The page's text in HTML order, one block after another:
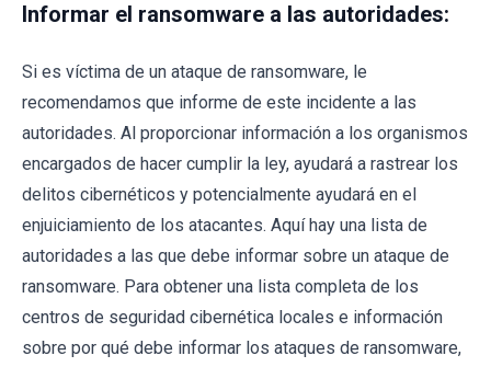
Informar el ransomware a las autoridades:
Si es víctima de un ataque de ransomware, le
recomendamos que informe de este incidente a las
autoridades. Al proporcionar información a los organismos
encargados de hacer cumplir la ley, ayudará a rastrear los
delitos cibernéticos y potencialmente ayudará en el
enjuiciamiento de los atacantes. Aquí hay una lista de
autoridades a las que debe informar sobre un ataque de
ransomware. Para obtener una lista completa de los
centros de seguridad cibernética locales e información
sobre por qué debe informar los ataques de ransomware,